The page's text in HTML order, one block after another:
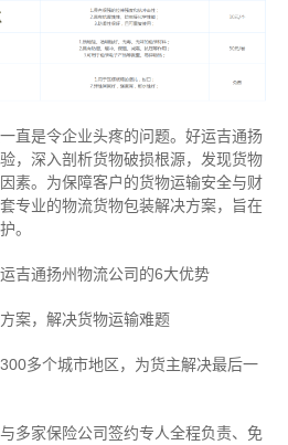
直是令企业头疼的问题。好运吉通扬
，深入剖析货物破损根源，发现货物
素。为保障客户的货物运输安全与财
专业的物流货物包装解决方案，旨在
。
吉通扬州物流公司的6大优势
案，解决货物运输难题
多个城市地区，为货主解决最后一
多家保险公司签约专人全程负责、免